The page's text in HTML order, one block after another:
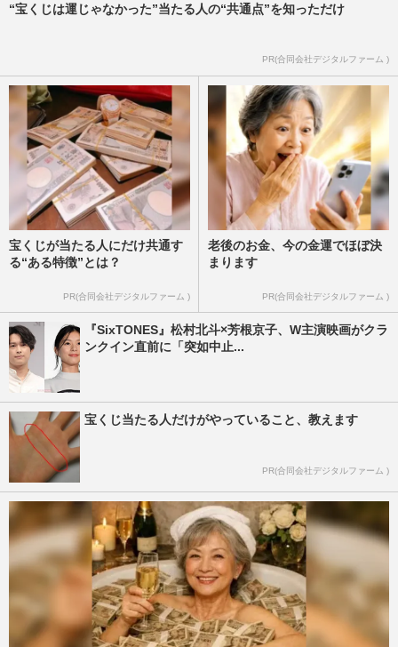
“宝くじは運じゃなかった”当たる人の“共通点”を知っただけ
PR(合同会社デジタルファーム )
宝くじが当たる人にだけ共通す
る“ある特徴”とは？
PR(合同会社デジタルファーム )
老後のお金、今の金運でほぼ決
まります
PR(合同会社デジタルファーム )
『SixTONES』松村北斗×芳根京子、W主演映画がクラ
ンクイン直前に「突如中止...
宝くじ当たる人だけがやっていること、教えます
PR(合同会社デジタルファーム )